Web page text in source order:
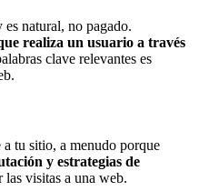
es natural, no pagado.
realiza un usuario a través
clave relevantes es
tu sitio, a menudo porque
y estrategias de
las visitas a una web.